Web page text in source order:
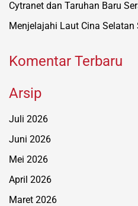
Cytranet dan Taruhan Baru
Menjelajahi Laut Cina Selatan
Komentar Terbaru
Arsip
Juli 2026
Juni 2026
Mei 2026
April 2026
Maret 2026